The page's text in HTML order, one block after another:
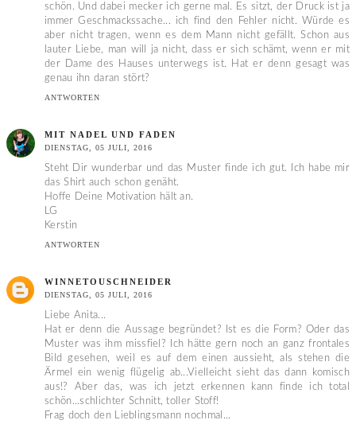
schön. Und dabei mecker ich gerne mal. Es sitzt, der Druck ist ja
immer Geschmackssache... ich find den Fehler nicht. Würde es
aber nicht tragen, wenn es dem Mann nicht gefällt. Schon aus
lauter Liebe, man will ja nicht, dass er sich schämt, wenn er mit
der Dame des Hauses unterwegs ist. Hat er denn gesagt was
genau ihn daran stört?
ANTWORTEN
MIT NADEL UND FADEN
DIENSTAG, 05 JULI, 2016
Steht Dir wunderbar und das Muster finde ich gut. Ich habe mir
das Shirt auch schon genäht.
Hoffe Deine Motivation hält an.
LG
Kerstin
ANTWORTEN
WINNETOUSCHNEIDER
DIENSTAG, 05 JULI, 2016
Liebe Anita...
Hat er denn die Aussage begründet? Ist es die Form? Oder das
Muster was ihm missfiel? Ich hätte gern noch an ganz frontales
Bild gesehen, weil es auf dem einen aussieht, als stehen die
Ärmel ein wenig flügelig ab...Vielleicht sieht das dann komisch
aus!? Aber das, was ich jetzt erkennen kann finde ich total
schön...schlichter Schnitt, toller Stoff!
Frag doch den Lieblingsmann nochmal...